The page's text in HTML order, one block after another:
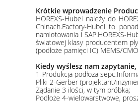
Krótkie wprowadzenie
HOREXS-Hubei należy do
Chinach.Factory-Hubei to
namiotowania i SAP.HOREXS-
światowej klasy producentem
(podłoże pamięci IC) MEMS/
Kiedy wyślesz nam
1-Produkcja podłoża
Pliki 2-Gerber (projektant/
Żądanie 3 ilości, w tym próbka;
Podłoże 4-wielowarstwowe,